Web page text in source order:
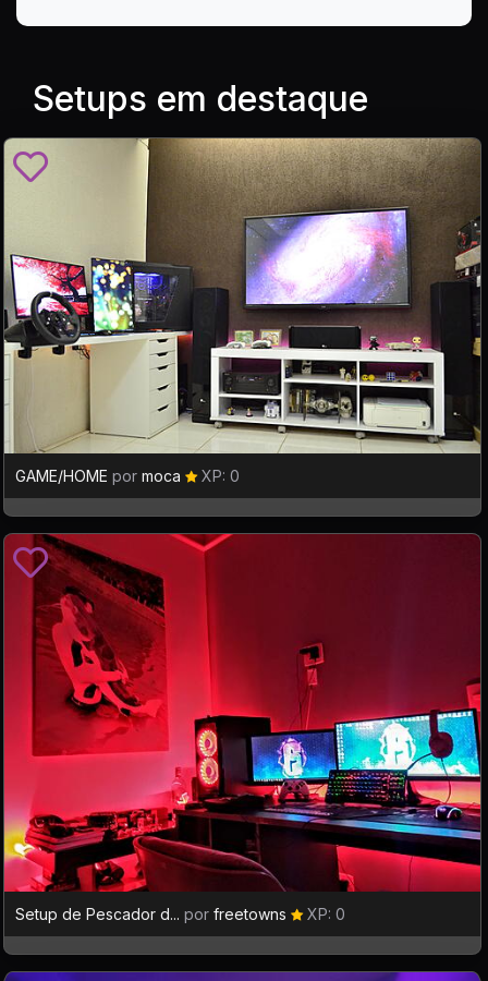
Setups em destaque
GAME/HOME por moca XP: 0
Setup de Pescador d... por freetowns XP: 0